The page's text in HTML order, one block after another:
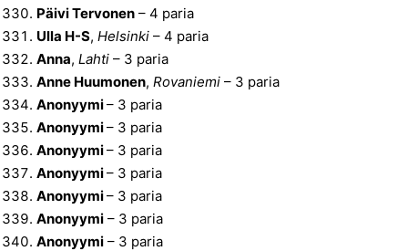
Päivi Tervonen – 4 paria
Ulla H-S, Helsinki – 4 paria
Anna, Lahti – 3 paria
Anne Huumonen, Rovaniemi – 3 paria
Anonyymi– 3 paria
Anonyymi– 3 paria
Anonyymi– 3 paria
Anonyymi– 3 paria
Anonyymi– 3 paria
Anonyymi – 3 paria
Anonyymi – 3 paria